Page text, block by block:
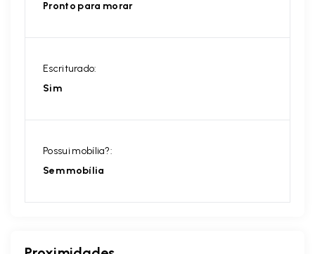
Pronto para morar
Escriturado:
Sim
Possui mobília?:
Sem mobília